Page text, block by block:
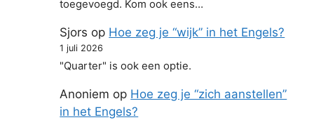
toegevoegd. Kom ook eens…
Sjors op Hoe zeg je “wijk” in het Engels?
1 juli 2026
"Quarter" is ook een optie.
Anoniem op Hoe zeg je “zich aanstellen”
in het Engels?